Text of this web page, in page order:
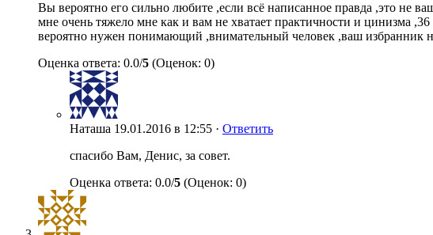
Вы вероятно его сильно любите ,если всё написанное правда ,это не
мне очень тяжело мне как и вам не хватает практичности и цинизма
вероятно нужен понимающий ,внимательный человек ,ваш избранник
Оценка ответа: 0.0/5 (Оценок: 0)
Наташа 19.01.2016 в 12:55 · Ответить
спасибо Вам, Денис, за совет.
Оценка ответа: 0.0/5 (Оценок: 0)